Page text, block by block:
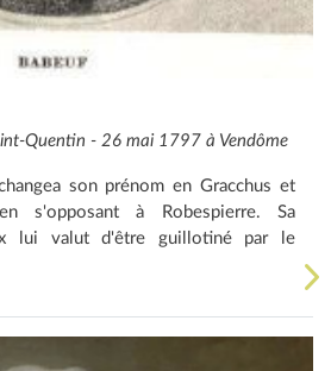
Quentin - 26 mai 1797 à Vendôme
son prénom en Gracchus et
s'opposant à Robespierre. Sa
lui valut d'être guillotiné par le